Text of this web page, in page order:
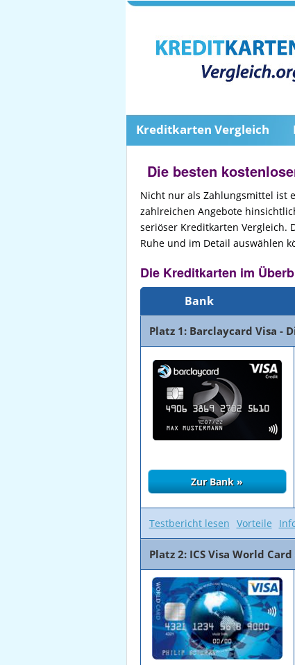
Kreditkarten Vergleich
Die besten
Nicht nur als Zahlungsmittel ist
zahlreichen Angebote
seriöser Kreditkarten Vergleich.
Ruhe und im Detail auswählen
Die Kreditkarten im
Bank
Platz 1: Barclaycard Visa -
Testbericht lesen Vorteile
Platz 2: ICS Visa World